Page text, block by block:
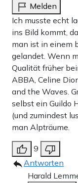
Melden
Ich musste echt
ins Bild kommt,
man ist in einem
gelandet. Wenn
Qualität früher
ABBA, Celine
and the Waves.
selbst ein Guildo
(und zumindest
man Alpträume.
9
Antworten
Harald